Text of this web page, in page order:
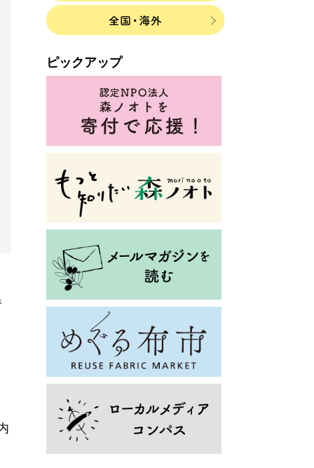
ピックアップ